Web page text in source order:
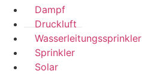
Dampf
Druckluft
Wasserleitungssprinkler
Sprinkler
Solar